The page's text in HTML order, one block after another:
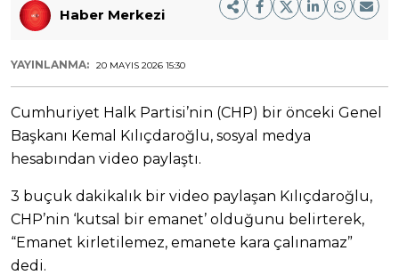
Haber Merkezi
YAYINLANMA: 20 MAYIS 2026 15:30
Cumhuriyet Halk Partisi’nin (CHP) bir önceki Genel
Başkanı Kemal Kılıçdaroğlu, sosyal medya
hesabından video paylaştı.
3 buçuk dakikalık bir video paylaşan Kılıçdaroğlu,
CHP’nin ‘kutsal bir emanet’ olduğunu belirterek,
“Emanet kirletilemez, emanete kara çalınamaz”
dedi.